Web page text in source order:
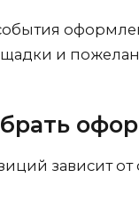
и
зависит от